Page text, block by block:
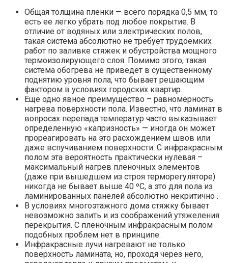
Общая толщина пленки — всего порядка 0,5 мм, то
есть ее легко убрать под любое покрытие. В
отличие от водяных или электрических полов,
такая система абсолютно не требует трудоемких
работ по заливке стяжек и обустройства мощного
термоизолирующего слоя. Помимо этого, такая
система обогрева не приведет в существенному
поднятию уровня пола, что бывает решающим
фактором в условиях городских квартир.
Еще одно явное преимущество – равномерность
нагрева поверхности пола. Известно, что ламинат в
вопросах перепада температур часто выказывает
определенную «капризность» — иногда он может
прореагировать на это расхождением швов или
даже вспучиванием поверхности. С инфракрасным
полом эта вероятность практически нулевая –
максимальный нагрев пленочных элементов
(даже при вышедшем из строя терморегуляторе)
никогда не бывает выше 40 ºС, а это для пола из
ламинированных панелей абсолютно некритично .
В условиях многоэтажного дома стяжку бывает
невозможно залить и из соображений утяжеления
перекрытия. С пленочным инфракрасным полом
подобных проблем нет в принципе.
Инфракрасные лучи нагревают не только
поверхность ламината, но, проходя через него,